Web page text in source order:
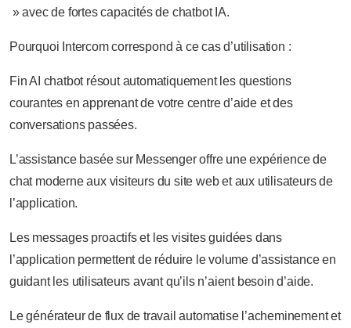
» avec de fortes capacités de chatbot IA.
Pourquoi Intercom correspond à ce cas d’utilisation :
Fin AI chatbot résout automatiquement les questions
courantes en apprenant de votre centre d’aide et des
conversations passées.
L’assistance basée sur Messenger offre une expérience de
chat moderne aux visiteurs du site web et aux utilisateurs de
l’application.
Les messages proactifs et les visites guidées dans
l’application permettent de réduire le volume d’assistance en
guidant les utilisateurs avant qu’ils n’aient besoin d’aide.
Le générateur de flux de travail automatise l’acheminement et